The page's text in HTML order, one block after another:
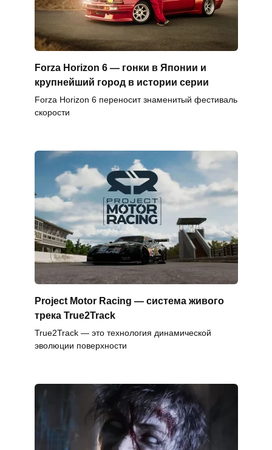
Forza Horizon 6 — гонки в Японии и
крупнейший город в истории серии
Forza Horizon 6 переносит знаменитый фестиваль
скорости
Project Motor Racing — система живого
трека True2Track
True2Track — это технология динамической
эволюции поверхности